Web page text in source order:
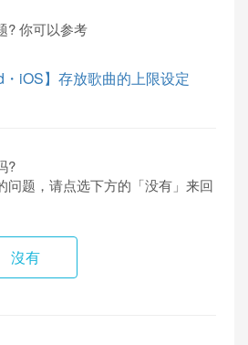
? 你可以参考
・iOS】存放歌曲的上限设定
?
问题，请点选下方的「没有」来回
沒有